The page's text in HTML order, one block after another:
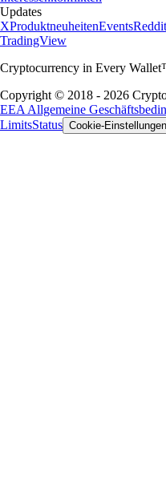
Updates
XProduktneuheitenEventsReddit
TradingView
Cryptocurrency in Every
Copyright © 2018 - 2026
EEA Allgemeine
LimitsStatus Cookie-Einstellungen